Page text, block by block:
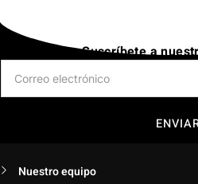
Suscríbete a
Nuestro equipo